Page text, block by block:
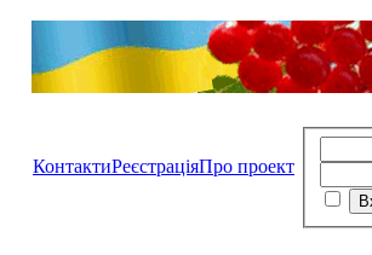
КонтактиРеєстраціяПро проект